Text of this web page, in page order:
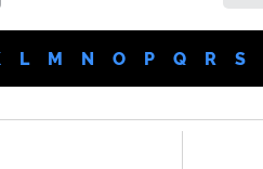
L M N O P Q R S